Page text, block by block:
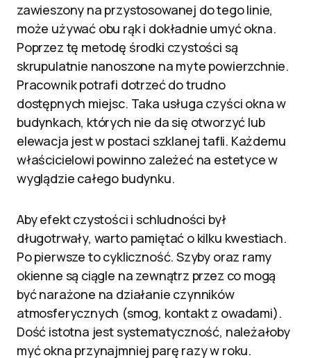
zawieszony na przystosowanej do tego linie,
może używać obu rąk i dokładnie umyć okna.
Poprzez tę metodę środki czystości są
skrupulatnie nanoszone na myte powierzchnie.
Pracownik potrafi dotrzeć do trudno
dostępnych miejsc. Taka usługa czyści okna w
budynkach, których nie da się otworzyć lub
elewacja jest w postaci szklanej tafli. Każdemu
właścicielowi powinno zależeć na estetyce w
wyglądzie całego budynku.
Aby efekt czystości i schludności był
długotrwały, warto pamiętać o kilku kwestiach.
Po pierwsze to cykliczność. Szyby oraz ramy
okienne są ciągle na zewnątrz przez co mogą
być narażone na działanie czynników
atmosferycznych (smog, kontakt z owadami).
Dość istotna jest systematyczność, należałoby
myć okna przynajmniej parę razy w roku.